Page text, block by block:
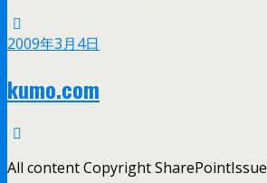
2009年3月4日
kumo.com
All content Copyright SharePointIssue